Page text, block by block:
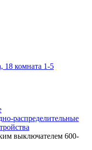
18 комната 1-5
распределительные
выключателем 600-